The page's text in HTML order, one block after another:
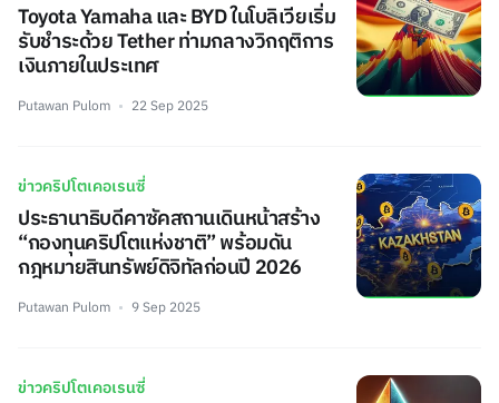
Toyota Yamaha และ BYD ในโบลิเวียเริ่ม
รับชำระด้วย Tether ท่ามกลางวิกฤติการ
เงินภายในประเทศ
Putawan Pulom 22 Sep 2025
ข่าวคริปโตเคอเรนซี่
ประธานาธิบดีคาซัคสถานเดินหน้าสร้าง
“กองทุนคริปโตแห่งชาติ” พร้อมดัน
กฎหมายสินทรัพย์ดิจิทัลก่อนปี 2026
Putawan Pulom 9 Sep 2025
ข่าวคริปโตเคอเรนซี่